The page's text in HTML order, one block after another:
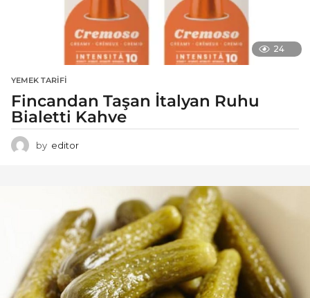
24
YEMEK TARIFI
Fincandan Taşan İtalyan Ruhu
Bialetti Kahve
by editor